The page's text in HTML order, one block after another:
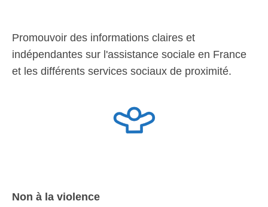
Promouvoir des informations claires et
indépendantes sur l'assistance sociale en France
et les différents services sociaux de proximité.
Non à la violence